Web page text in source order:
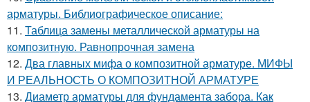
арматуры. Библиографическое описание:
11. Таблица замены металлической арматуры на
композитную. Равнопрочная замена
12. Два главных мифа о композитной арматуре. МИФЫ
И РЕАЛЬНОСТЬ О КОМПОЗИТНОЙ АРМАТУРЕ
13. Диаметр арматуры для фундамента забора. Как